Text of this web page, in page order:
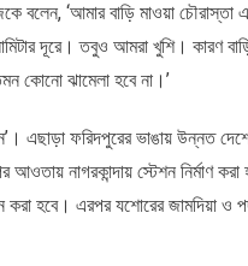
বলেন, ‘আমার বাড়ি মাওয়া
দূরে। তবুও আমরা খুশি। কারণ
কোনো ঝামেলা হবে না।’
এছাড়া ফরিদপুরের ভাঙায় উন্নত
নাগরকান্দায় স্টেশন নির্মাণ
হবে। এরপর যশোরের জামদিয়া ও